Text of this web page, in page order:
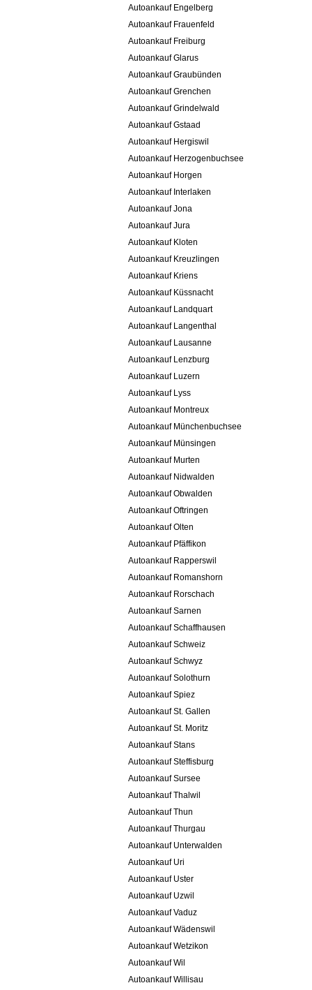
Autoankauf Engelberg
Autoankauf Frauenfeld
Autoankauf Freiburg
Autoankauf Glarus
Autoankauf Graubünden
Autoankauf Grenchen
Autoankauf Grindelwald
Autoankauf Gstaad
Autoankauf Hergiswil
Autoankauf Herzogenbuchsee
Autoankauf Horgen
Autoankauf Interlaken
Autoankauf Jona
Autoankauf Jura
Autoankauf Kloten
Autoankauf Kreuzlingen
Autoankauf Kriens
Autoankauf Küssnacht
Autoankauf Landquart
Autoankauf Langenthal
Autoankauf Lausanne
Autoankauf Lenzburg
Autoankauf Luzern
Autoankauf Lyss
Autoankauf Montreux
Autoankauf Münchenbuchsee
Autoankauf Münsingen
Autoankauf Murten
Autoankauf Nidwalden
Autoankauf Obwalden
Autoankauf Oftringen
Autoankauf Olten
Autoankauf Pfäffikon
Autoankauf Rapperswil
Autoankauf Romanshorn
Autoankauf Rorschach
Autoankauf Sarnen
Autoankauf Schaffhausen
Autoankauf Schweiz
Autoankauf Schwyz
Autoankauf Solothurn
Autoankauf Spiez
Autoankauf St. Gallen
Autoankauf St. Moritz
Autoankauf Stans
Autoankauf Steffisburg
Autoankauf Sursee
Autoankauf Thalwil
Autoankauf Thun
Autoankauf Thurgau
Autoankauf Unterwalden
Autoankauf Uri
Autoankauf Uster
Autoankauf Uzwil
Autoankauf Vaduz
Autoankauf Wädenswil
Autoankauf Wetzikon
Autoankauf Wil
Autoankauf Willisau